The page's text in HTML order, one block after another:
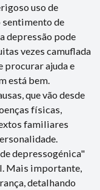
uso de
sentimento de
depressão pode
vezes camuflada
procurar ajuda e
está bem.
que vão desde
físicas,
familiares
depressogénica"
Mais importante,
detalhando